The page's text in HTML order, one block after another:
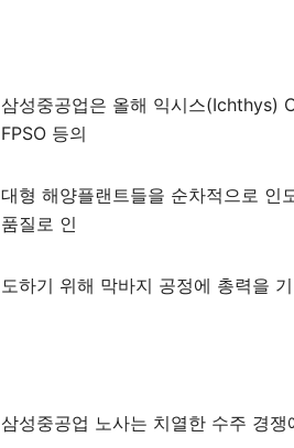
삼성중공업은 올해 익시스(Ichthys)
FPSO 등의
대형 해양플랜트들을 순차적으로 인
품질로 인
도하기 위해 막바지 공정에 총력을
삼성중공업 노사는 치열한 수주 경